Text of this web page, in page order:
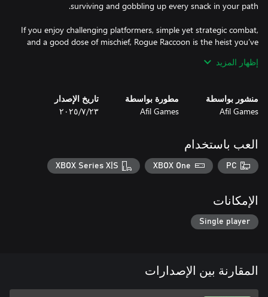
If you enjoy challenging platformers, simple yet strategic combat,
and a good dose of mischief, Rogue Raccoon is the heist you’ve
إظهار المزيد
منشور بواسطة
Afil Games
مطورة بواسطة
Afil Games
تاريخ الإصدار
٢٣‏/٧‏/٢٠٢٥
العب باستخدام
PC
XBOX One
XBOX Series X|S
الإمكانات
Single player
المقارنة بين الإصدارات